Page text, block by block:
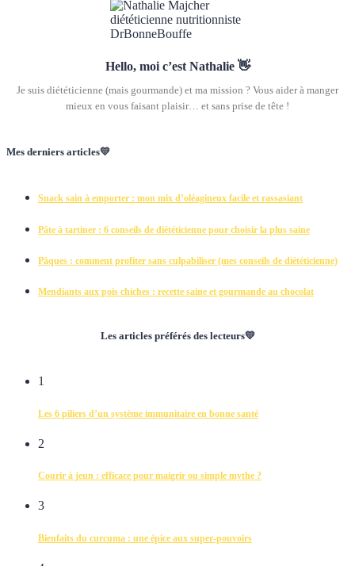
Hello, moi c’est Nathalie 👋
Je suis diététicienne (mais gourmande) et ma mission ? Vous aider à manger
mieux en vous faisant plaisir… et sans prise de tête !
Mes derniers articles💛
Snack sain à emporter : mon mix d’oléagineux facile et rassasiant
Pâte à tartiner : 6 conseils de diététicienne pour choisir la plus saine
Pâques : comment profiter sans culpabiliser (mes conseils de diététicienne)
Mendiants aux pois chiches : recette saine et gourmande au chocolat
Les articles préférés des lecteurs💛
1
Les 6 piliers d’un système immunitaire en bonne santé
2
Courir à jeun : efficace pour maigrir ou simple mythe ?
3
Bienfaits du curcuma : une épice aux super-pouvoirs